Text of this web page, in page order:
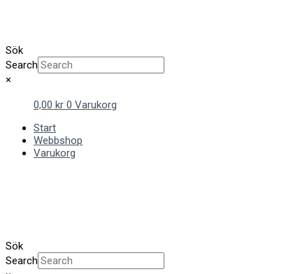
Sök
Search
×
0,00 kr 0 Varukorg
Start
Webbshop
Varukorg
Sök
Search